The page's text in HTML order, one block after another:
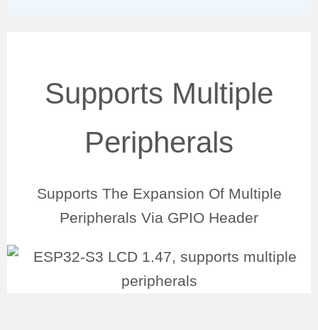
Supports Multiple
Peripherals
Supports The Expansion Of Multiple
Peripherals Via GPIO Header